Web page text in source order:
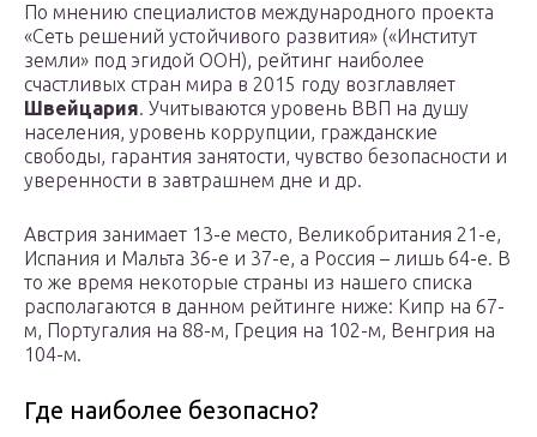
По мнению специалистов международного проекта
«Сеть решений устойчивого развития» («Институт
земли» под эгидой ООН), рейтинг наиболее
счастливых стран мира в 2015 году возглавляет
Швейцария. Учитываются уровень ВВП на душу
населения, уровень коррупции, гражданские
свободы, гарантия занятости, чувство безопасности и
уверенности в завтрашнем дне и др.
Австрия занимает 13-е место, Великобритания 21-е,
Испания и Мальта 36-е и 37-е, а Россия – лишь 64-е. В
то же время некоторые страны из нашего списка
располагаются в данном рейтинге ниже: Кипр на 67-
м, Португалия на 88-м, Греция на 102-м, Венгрия на
104-м.
Где наиболее безопасно?